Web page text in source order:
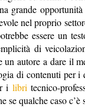
grande
nel proprio
essere un
di
autore a dare il
di contenuti per i
i libri tecnico-
se qualche caso c’è